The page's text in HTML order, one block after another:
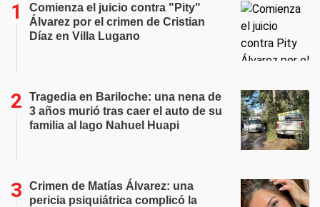
Comienza el juicio contra "Pity"
Álvarez por el crimen de Cristian
Díaz en Villa Lugano
Tragedia en Bariloche: una nena de
3 años murió tras caer el auto de su
familia al lago Nahuel Huapi
Crimen de Matías Álvarez: una
pericia psiquiátrica complicó la